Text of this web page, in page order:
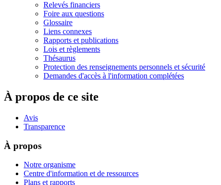
Relevés financiers
Foire aux questions
Glossaire
Liens connexes
Rapports et publications
Lois et règlements
Thésaurus
Protection des renseignements personnels et sécurité
Demandes d'accès à l'information complétées
À propos de ce site
Avis
Transparence
À propos
Notre organisme
Centre d'information et de ressources
Plans et rapports